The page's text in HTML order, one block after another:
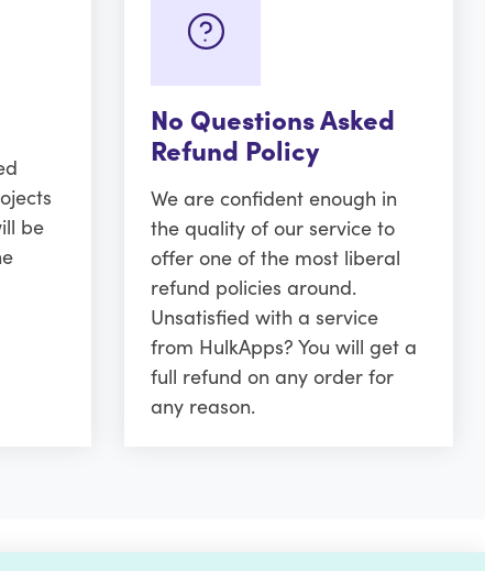
be
No Questions Asked
Refund Policy
We are confident enough in
the quality of our service to
offer one of the most liberal
refund policies around.
Unsatisfied with a service
from HulkApps? You will get a
full refund on any order for
any reason.